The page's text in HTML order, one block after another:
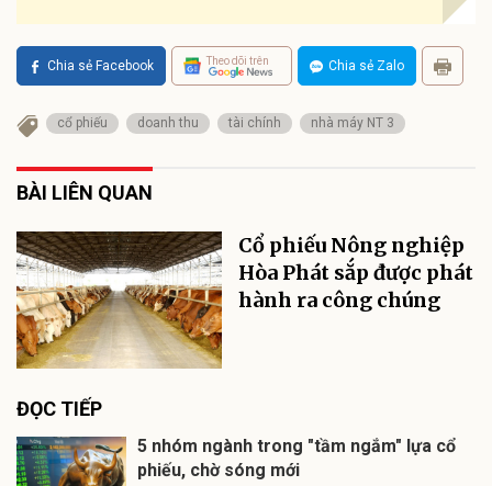
Chia sẻ Facebook Theo dõi trên Chia sẻ Zalo
cổ phiếu doanh thu tài chính nhà máy NT 3
BÀI LIÊN QUAN
Cổ phiếu Nông nghiệp
Hòa Phát sắp được phát
hành ra công chúng
ĐỌC TIẾP
5 nhóm ngành trong "tầm ngắm" lựa cổ
phiếu, chờ sóng mới